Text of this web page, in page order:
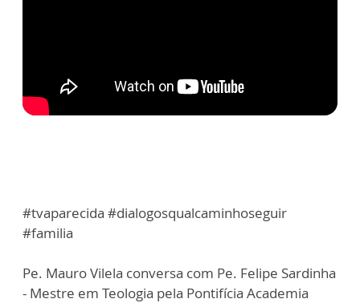
#tvaparecida #dialogosqualcaminhoseguir
#familia
Pe. Mauro Vilela conversa com Pe. Felipe Sardinha
- Mestre em Teologia pela Pontifícia Academia